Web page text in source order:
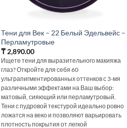
Тени для Век – 22 Белый Эдельвейс –
Перламутровые
₸2,890.00
Ищете тени для выразительного макияжа
глаз? Откройте для себя 60
ультрапигментированных оттенков с 3-мя
различными эффектами на Ваш выбор:
матовый, сияющий или перламутровый.
Тени с пудровой текстурой идеально ровно
ложатся на веко и позволяют варьировать
плотность покрытия от легкой